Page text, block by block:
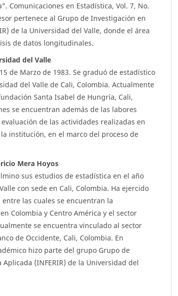
Comunicaciones en Estadística, Vol. 7, No.
pertenece al Grupo de Investigación en
de la Universidad del Valle, donde el área
de datos longitudinales.
del Valle
de Marzo de 1983. Se graduó de estadístico
del Valle de Cali, Colombia. Actualmente
Santa Isabel de Hungría, Cali,
se encuentran además de las labores
de las actividades realizadas en
institución, en el marco del proceso de
Mera Hoyos
sus estudios de estadística en el año
con sede en Cali, Colombia. Ha ejercido
las cuales se encuentran la
Colombia y Centro América y el sector
se encuentra vinculado al sector
de Occidente, Cali, Colombia. En
hizo parte del grupo Grupo de
(INFERIR) de la Universidad del